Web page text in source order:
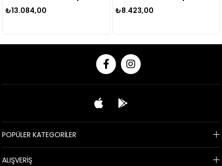
₺13.084,00
₺8.423,00
POPÜLER KATEGORİLER
ALIŞVERİŞ